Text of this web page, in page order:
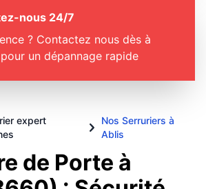
nous 24/7
? Contactez nous dès à
un dépannage rapide
expert
Nos Serruriers à
Ablis
de Porte à